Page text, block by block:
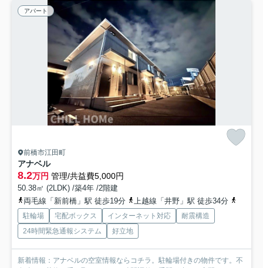
アパート
前橋市江田町
アナベル
8.2万円 管理/共益費5,000円
50.38㎡ (2LDK) /築4年 /2階建
両毛線「新前橋」駅 徒歩19分
上越線「井野」駅 徒歩34分
駐輪場 宅配ボックス インターネット対応
耐震構造
24時間緊急通報システム
好立地
新着情報：アナベルの空室情報ならコチラ。駐輪場付きの物件です。不